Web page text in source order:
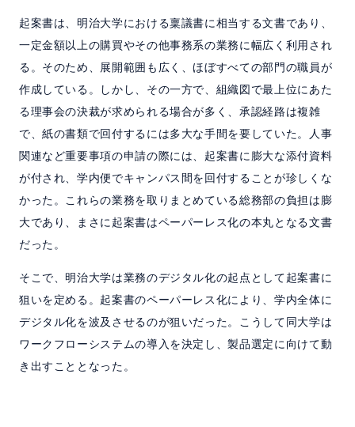
起案書は、明治大学における稟議書に相当する文書であり、
一定金額以上の購買やその他事務系の業務に幅広く利用され
る。そのため、展開範囲も広く、ほぼすべての部門の職員が
作成している。しかし、その一方で、組織図で最上位にあた
る理事会の決裁が求められる場合が多く、承認経路は複雑
で、紙の書類で回付するには多大な手間を要していた。人事
関連など重要事項の申請の際には、起案書に膨大な添付資料
が付され、学内便でキャンパス間を回付することが珍しくな
かった。これらの業務を取りまとめている総務部の負担は膨
大であり、まさに起案書はペーパーレス化の本丸となる文書
だった。
そこで、明治大学は業務のデジタル化の起点として起案書に
狙いを定める。起案書のペーパーレス化により、学内全体に
デジタル化を波及させるのが狙いだった。こうして同大学は
ワークフローシステムの導入を決定し、製品選定に向けて動
き出すこととなった。